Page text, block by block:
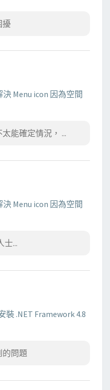
擾
Menu icon 因為空間
能確定情況， ...
Menu icon 因為空間
士...
裝 .NET Framework 4.8
的問題